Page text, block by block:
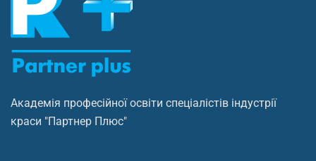
Академія професійної освіти спеціалістів індустрії
краси "Партнер Плюс"